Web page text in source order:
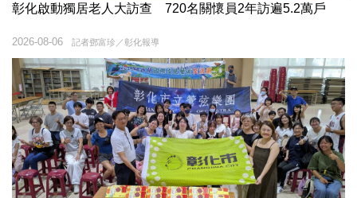
彰化啟動獨居老人大訪查 720名關懷員2年訪遍5.2萬戶
記者鄧富珍／彰化報導
2026-08-06